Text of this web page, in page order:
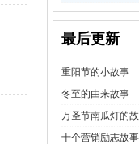
最后更新
重阳节的小故事
冬至的由来故事
万圣节南瓜灯的
十个营销励志故事